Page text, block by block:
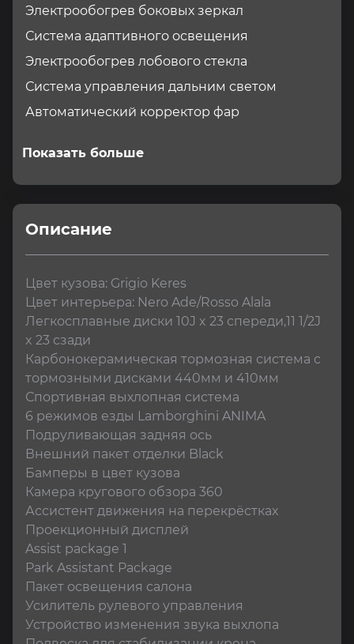
Электрообогрев боковых зеркал
Система адаптивного освещения
Электрообогрев лобового стекла
Система управления дальним светом
Автоматический корректор фар
Показать больше
Описание
Цвет кузова: Grigio Keres
Цвет интерьера: Nero Ade/Rosso Alala
Легкосплавные диски 10J x 23 спереди,11 1/2J
x 23 сзади
Карбонокерамическая тормозная система с
тормозными дисками 440мм и 410мм
Спортивная выхлопная система
6 режимов езды Lamborghini ANIMA
Подруливающая задняя ось
Внешний пакет отделки Black
Бамперы в цвет кузова
Камера кругового обзора 360
Ассистент движения на перекрёстках
Проекционный дисплей
Assist package 1
Park Assistant Package
Пакет освещения салона
Усилитель рулевого управления
Устройство изменения звука выхлопа